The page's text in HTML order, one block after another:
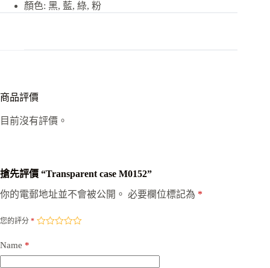
顏色: 黑, 藍, 綠, 粉
商品評價
目前沒有評價。
搶先評價 “Transparent case M0152”
你的電郵地址並不會被公開。 必要欄位標記為 *
您的評分 *
Name *